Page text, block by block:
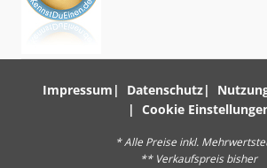
Impressum Datenschutz
Cookie
* Alle Preise inkl.
** Verkaufspreis bisher